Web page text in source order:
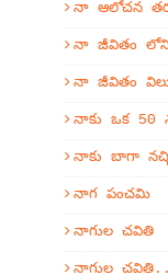
నా ఆలోచన
నా జీవితం
నా జీవితం
నాకు ఒక 50
నాకు బాగా
నాగ పంచమి
నాగుల చవితి
నాగుల